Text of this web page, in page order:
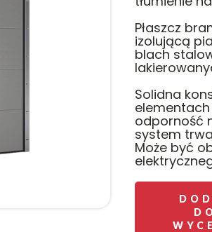
Płaszcz
izolującą
blach
Solidna
odporność
system
Może być